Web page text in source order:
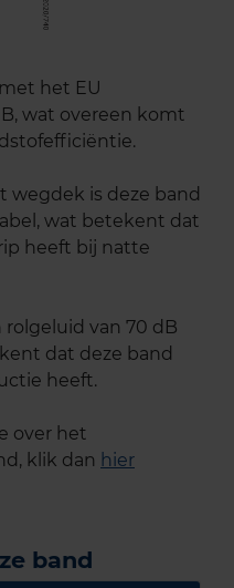
het EU
wat overeen komt
wegdek is deze band
wat betekent dat
heeft bij natte
van 70 dB
dat deze band
heeft.
over het
klik dan hier
band